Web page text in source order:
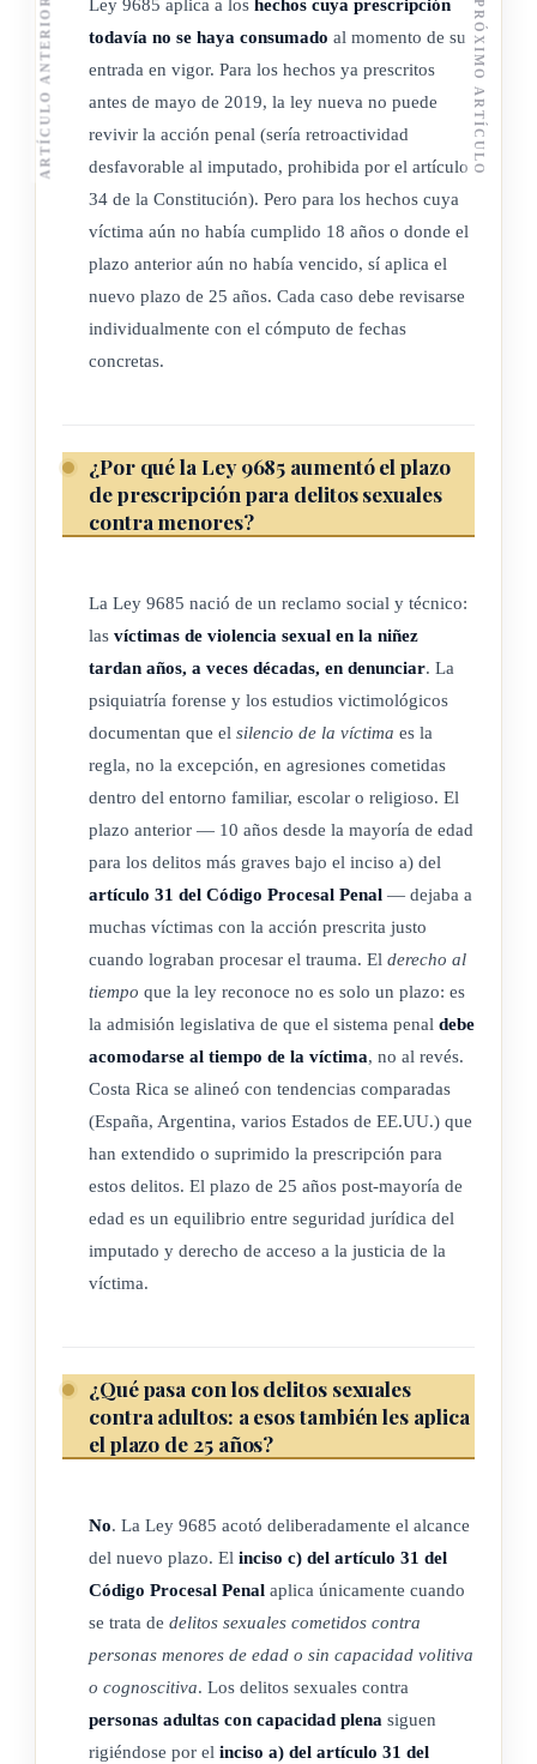
Ley 9685 aplica a los hechos cuya prescripción
todavía no se haya consumado al momento de su
entrada en vigor. Para los hechos ya prescritos
antes de mayo de 2019, la ley nueva no puede
revivir la acción penal (sería retroactividad
desfavorable al imputado, prohibida por el artículo
34 de la Constitución). Pero para los hechos cuya
víctima aún no había cumplido 18 años o donde el
plazo anterior aún no había vencido, sí aplica el
nuevo plazo de 25 años. Cada caso debe revisarse
individualmente con el cómputo de fechas
concretas.
¿Por qué la Ley 9685 aumentó el plazo
de prescripción para delitos sexuales
contra menores?
La Ley 9685 nació de un reclamo social y técnico:
las víctimas de violencia sexual en la niñez
tardan años, a veces décadas, en denunciar. La
psiquiatría forense y los estudios victimológicos
documentan que el silencio de la víctima es la
regla, no la excepción, en agresiones cometidas
dentro del entorno familiar, escolar o religioso. El
plazo anterior — 10 años desde la mayoría de edad
para los delitos más graves bajo el inciso a) del
artículo 31 del Código Procesal Penal — dejaba a
muchas víctimas con la acción prescrita justo
cuando lograban procesar el trauma. El derecho al
tiempo que la ley reconoce no es solo un plazo: es
la admisión legislativa de que el sistema penal debe
acomodarse al tiempo de la víctima, no al revés.
Costa Rica se alineó con tendencias comparadas
(España, Argentina, varios Estados de EE.UU.) que
han extendido o suprimido la prescripción para
estos delitos. El plazo de 25 años post-mayoría de
edad es un equilibrio entre seguridad jurídica del
imputado y derecho de acceso a la justicia de la
víctima.
¿Qué pasa con los delitos sexuales
contra adultos: a esos también les aplica
el plazo de 25 años?
No. La Ley 9685 acotó deliberadamente el alcance
del nuevo plazo. El inciso c) del artículo 31 del
Código Procesal Penal aplica únicamente cuando
se trata de delitos sexuales cometidos contra
personas menores de edad o sin capacidad volitiva
o cognoscitiva. Los delitos sexuales contra
personas adultas con capacidad plena siguen
rigiéndose por el inciso a) del artículo 31 del
ARTÍCULO ANTERIOR PRÓXIMO ARTÍCULO